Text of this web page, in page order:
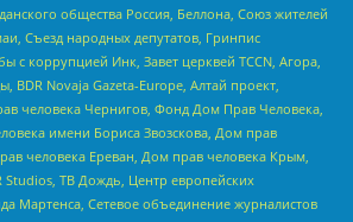
общества Россия, Беллона, Союз жителей
Съезд народных депутатов, Гринпис
с коррупцией Инк, Завет церквей TCCN, Агора,
Novaja Gazeta-Europe, Алтай проект,
человека Чернигов, Фонд Дом Прав Человека,
имени Бориса Звозскова, Дом прав
человека Ереван, Дом прав человека Крым,
Studios, ТВ Дождь, Центр европейских
Мартенса, Сетевое объединение журналистов